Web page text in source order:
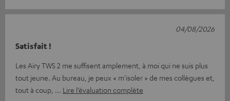
Satisfait !
Les Airy TWS 2 me suffisent amplement, à moi qui ne suis plus
tout jeune. Au bureau, je peux « m'isoler » de mes collègues et,
tout à coup,
Lire l’évaluation complète
04/08/2026